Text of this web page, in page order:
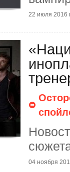
22 июля 2016
04 ноября